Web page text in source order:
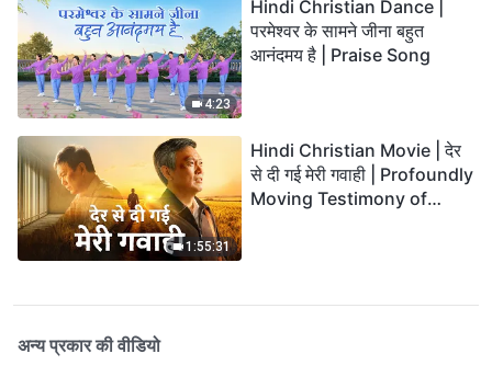
4:23
Hindi Christian Dance |
परमेश्वर के सामने जीना बहुत
आनंदमय है | Praise Song
1:55:31
Hindi Christian Movie | देर
से दी गई मेरी गवाही | Profoundly
Moving Testimony of
अन्य प्रकार की वीडियो